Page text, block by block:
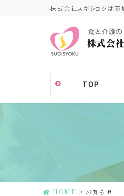
株式会社スギショクは茨
TOP
HOME お知らせ